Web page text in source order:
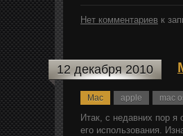
Нет комментариев к
12 декабря 2010
Mac apple mac
Итак, с недавних пор я
его использования.